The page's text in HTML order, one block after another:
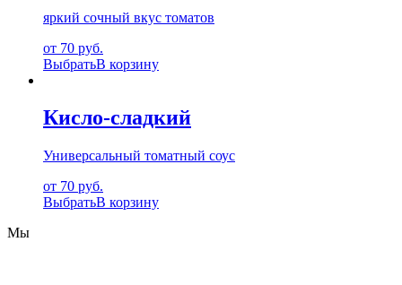
яркий сочный вкус томатов
от 70 руб.
ВыбратьВ корзину
Кисло-сладкий
Универсальный томатный соус
от 70 руб.
ВыбратьВ корзину
Мы